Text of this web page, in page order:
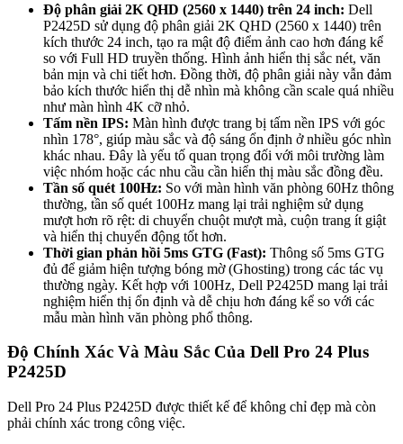
Độ phân giải 2K QHD (2560 x 1440) trên 24 inch: Dell
P2425D sử dụng độ phân giải 2K QHD (2560 x 1440) trên
kích thước 24 inch, tạo ra mật độ điểm ảnh cao hơn đáng kể
so với Full HD truyền thống. Hình ảnh hiển thị sắc nét, văn
bản mịn và chi tiết hơn. Đồng thời, độ phân giải này vẫn đảm
bảo kích thước hiển thị dễ nhìn mà không cần scale quá nhiều
như màn hình 4K cỡ nhỏ.
Tấm nền IPS: Màn hình được trang bị tấm nền IPS với góc
nhìn 178°, giúp màu sắc và độ sáng ổn định ở nhiều góc nhìn
khác nhau. Đây là yếu tố quan trọng đối với môi trường làm
việc nhóm hoặc các nhu cầu cần hiển thị màu sắc đồng đều.
Tần số quét 100Hz: So với màn hình văn phòng 60Hz thông
thường, tần số quét 100Hz mang lại trải nghiệm sử dụng
mượt hơn rõ rệt: di chuyển chuột mượt mà, cuộn trang ít giật
và hiển thị chuyển động tốt hơn.
Thời gian phản hồi 5ms GTG (Fast): Thông số 5ms GTG
đủ để giảm hiện tượng bóng mờ (Ghosting) trong các tác vụ
thường ngày. Kết hợp với 100Hz, Dell P2425D mang lại trải
nghiệm hiển thị ổn định và dễ chịu hơn đáng kể so với các
mẫu màn hình văn phòng phổ thông.
Độ Chính Xác Và Màu Sắc Của Dell Pro 24 Plus
P2425D
Dell Pro 24 Plus P2425D được thiết kế để không chỉ đẹp mà còn
phải chính xác trong công việc.